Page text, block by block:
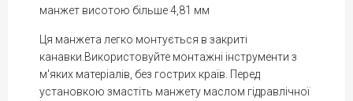
манжет висотою більше 4,81 мм
Ця манжета легко монтується в закриті
канавки.Використовуйте монтажні інструменти з
м'яких матеріалів, без гострих країв. Перед
установкою змастіть манжету маслом гідравлічної